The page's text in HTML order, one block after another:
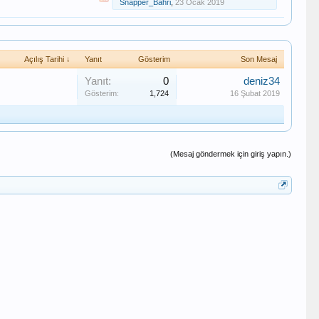
Snapper_Bahri, 23 Ocak 2019
Açılış Tarihi ↓ Yanıt Gösterim Son Mesaj
Yanıt: 0
Gösterim: 1,724
deniz34
16 Şubat 2019
(Mesaj göndermek için giriş yapın.)